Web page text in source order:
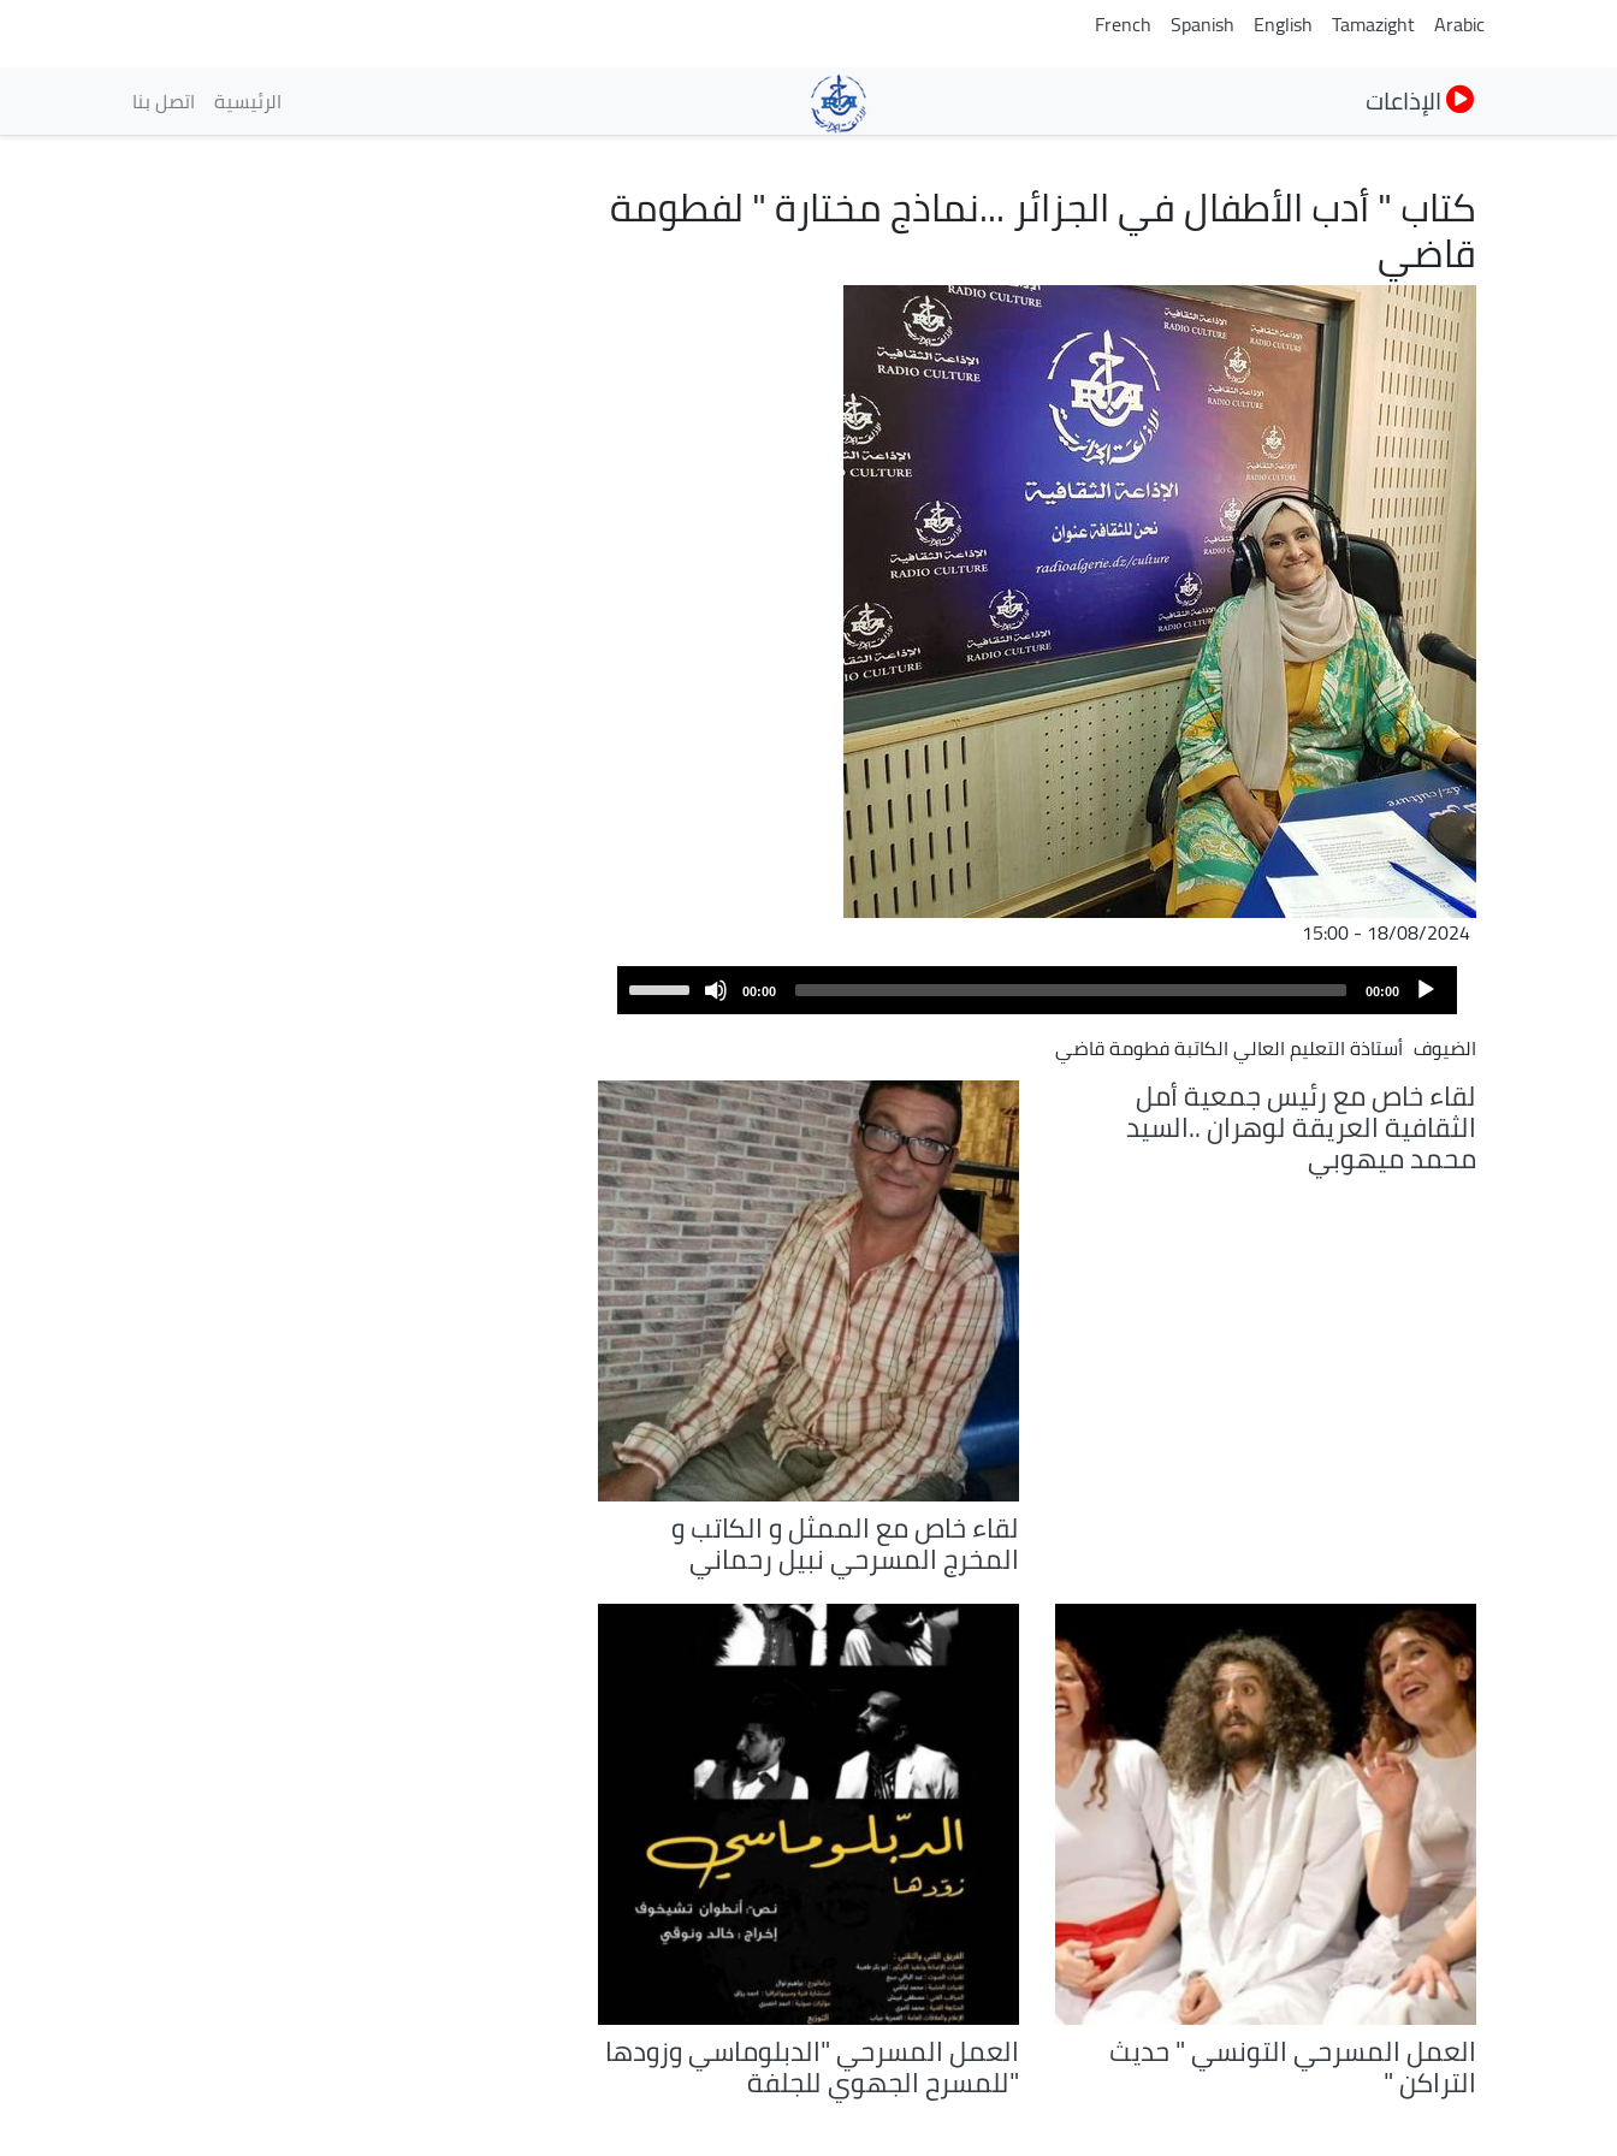
Arabic
Tamazight
English
Spanish
French
الإذاعات principale
الرئيسية اتصل بنا
كتاب " أدب الأطفال في الجزائر ...نماذج مختارة " لفطومة
قاضي
الصورة
18/08/2024 - 15:00
Audio
Player
00:00
00:00
to
increase
or
decrease
volume.
الضيوف أستاذة التعليم العالي الكاتبة فطومة قاضي
لقاء خاص مع رئيس جمعية أمل
الثقافية العريقة لوهران ..السيد
محمد ميهوبي
لقاء خاص مع الممثل و الكاتب و
المخرج المسرحي نبيل رحماني
العمل المسرحي التونسي " حديث
التراكن "
العمل المسرحي "الدبلوماسي وزودها
"للمسرح الجهوي للجلفة